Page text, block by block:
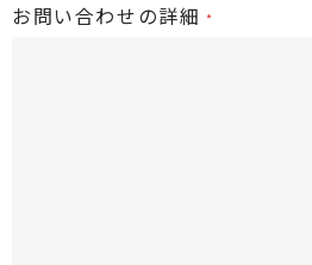
お問い合わせの詳細